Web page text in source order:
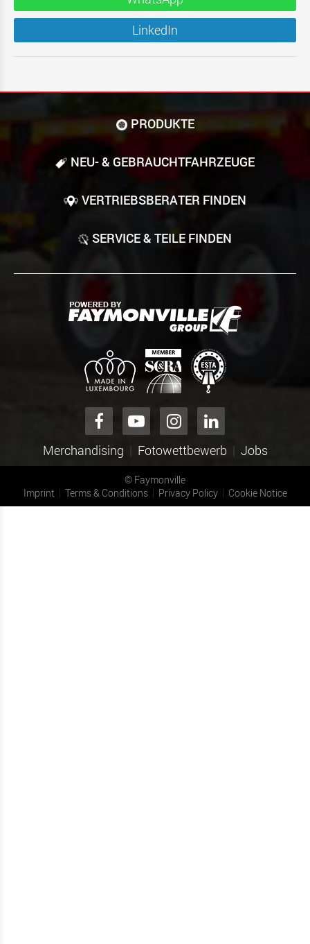
LinkedIn
PRODUKTE
NEU- & GEBRAUCHT­FAHRZEUGE
VERTRIEBSBERATER FINDEN
SERVICE & TEILE FINDEN
Merchandising Fotowettbewerb Jobs
© Faymonville
Imprint
Terms & Conditions Privacy Policy Cookie Notice